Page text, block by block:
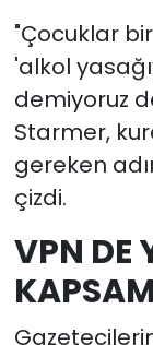
"Çocuklar
'alkol
demiyoruz
Starmer,
gereken
çizdi.
VPN DE